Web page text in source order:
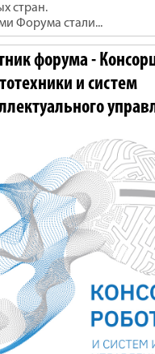
стран.
Форума стали...
форума -
и систем